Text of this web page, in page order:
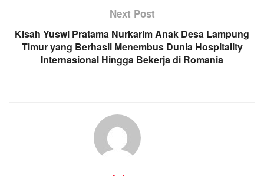
Next Post
Kisah Yuswi Pratama Nurkarim Anak Desa Lampung
Timur yang Berhasil Menembus Dunia Hospitality
Internasional Hingga Bekerja di Romania